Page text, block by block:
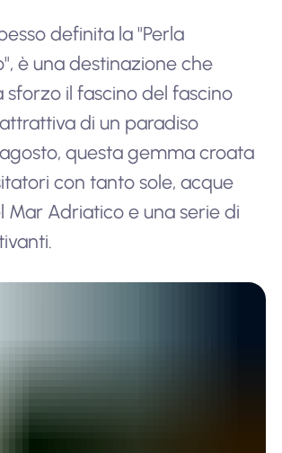
definita la "Perla
è una destinazione che
sforzo il fascino del fascino
di un paradiso
questa gemma croata
con tanto sole, acque
Mar Adriatico e una serie di